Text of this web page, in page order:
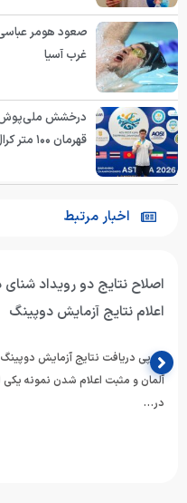
غرب آسیا
درخشش ملی‌پوش
قهرمان ۱۰۰ متر کرال پشت غرب آسیا شد
اخبار مرتبط
اصلاح نتایج دو رویداد
اعلام نتایج آزمایش دوپینگ
در پی دریافت نتایج آزمایش دوپینگ
آلمان و مثبت اعلام شدن نمونه یکی
در…